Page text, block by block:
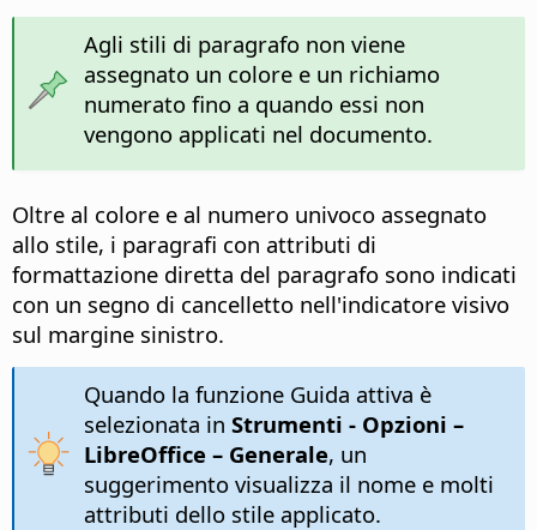
Agli stili di paragrafo non viene
assegnato un colore e un richiamo
numerato fino a quando essi non
vengono applicati nel documento.
Oltre al colore e al numero univoco assegnato
allo stile, i paragrafi con attributi di
formattazione diretta del paragrafo sono indicati
con un segno di cancelletto nell'indicatore visivo
sul margine sinistro.
Quando la funzione Guida attiva è
selezionata in Strumenti - Opzioni –
LibreOffice – Generale, un
suggerimento visualizza il nome e molti
attributi dello stile applicato.